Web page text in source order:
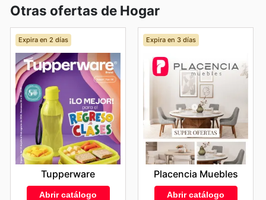
Otras ofertas de Hogar
Expira en 2 días
Tupperware
Abrir catálogo
Expira en 3 días
Placencia Muebles
Abrir catálogo